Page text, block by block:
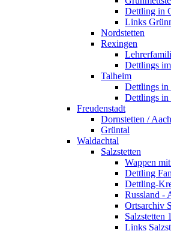
Dettling in
Links
Nordstetten
Rexingen
Dettlings
Talheim
Dettlings in
Dettlings in
Freudenstadt
Dornstetten / Aach
Grüntal
Waldachtal
Salzstetten
Wappen
Dettling
Dettling-
Russland -
Ortsarchiv
Salzstetten
Links